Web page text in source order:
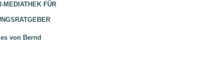
FÜR
von Bernd